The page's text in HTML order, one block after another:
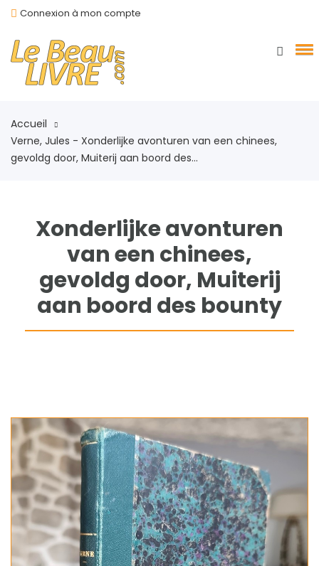
Connexion à mon compte
Accueil
Verne, Jules - Xonderlijke avonturen van een chinees,
gevoldg door, Muiterij aan boord des...
Xonderlijke avonturen
van een chinees,
gevoldg door, Muiterij
aan boord des bounty